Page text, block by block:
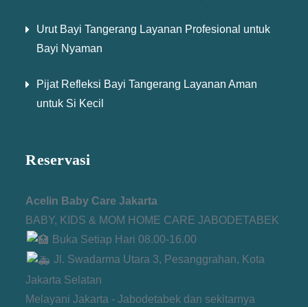
Urut Bayi Tangerang Layanan Profesional untuk
Bayi Nyaman
Pijat Refleksi Bayi Tangerang Layanan Aman
untuk Si Kecil
Reservasi
Acelin Baby Care Jakarta
BABY, KIDS & MOM HOME CARE JABODETABEK
Buka Setiap Hari 08.00-16.00
Jl. Swadarma Utara 3, Pesanggrahan, Kota
Jakarta Selatan
Melayani Jakarta - Jabodetabek dan sekitarnya